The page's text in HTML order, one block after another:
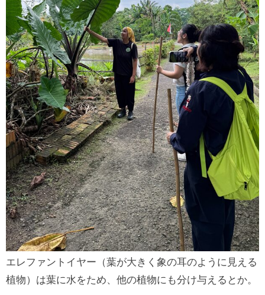
エレファントイヤー（葉が大きく象の耳のように見える
植物）は葉に水をため、他の植物にも分け与えるとか。